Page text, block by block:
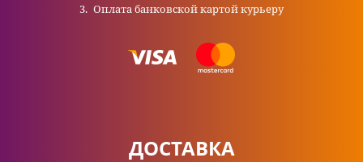
Оплата банковской картой курьеру
ДОСТАВКА